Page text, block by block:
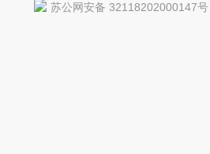
苏公网安备 32118202000147号